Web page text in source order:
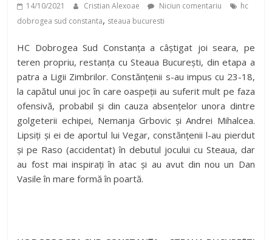
14/10/2021 Cristian Alexoae Niciun comentariu
hc
dobrogea sud constanta, steaua bucuresti
HC Dobrogea Sud Constanța a câștigat joi seara, pe
teren propriu, restanța cu Steaua București, din etapa a
patra a Ligii Zimbrilor. Constănțenii s-au impus cu 23-18,
la capătul unui joc în care oaspeții au suferit mult pe faza
ofensivă, probabil și din cauza absențelor unora dintre
golgeterii echipei, Nemanja Grbovic și Andrei Mihalcea.
Lipsiți și ei de aportul lui Vegar, constănțenii l-au pierdut
și pe Raso (accidentat) în debutul jocului cu Steaua, dar
au fost mai inspirați în atac și au avut din nou un Dan
Vasile în mare formă în poartă.